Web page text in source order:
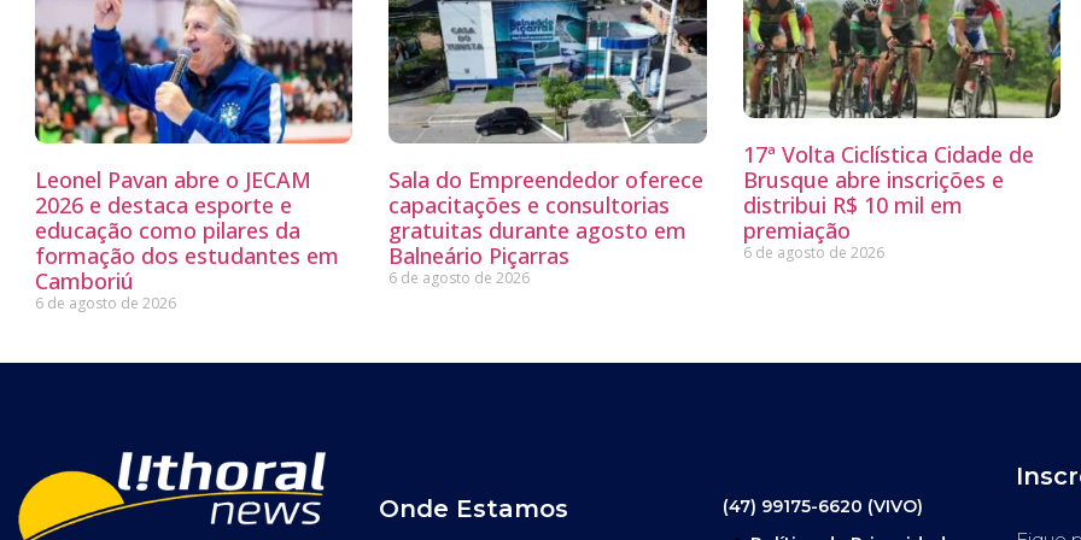
Leonel Pavan abre o JECAM
2026 e destaca esporte e
educação como pilares da
formação dos estudantes em
Camboriú
6 de agosto de 2026
Sala do Empreendedor oferece
capacitações e consultorias
gratuitas durante agosto em
Balneário Piçarras
6 de agosto de 2026
17ª Volta Ciclística Cidade de
Brusque abre inscrições e
distribui R$ 10 mil em
premiação
6 de agosto de 2026
Onde Estamos
(47) 99175-6620 (VIVO)